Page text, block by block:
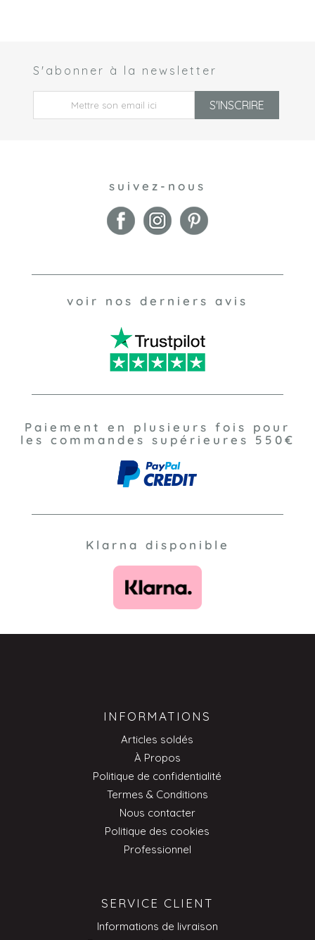
S'abonner à la newsletter
S'INSCRIRE
suivez-nous
voir nos derniers avis
Paiement en plusieurs fois pour
les commandes supérieures 550€
Klarna disponible
INFORMATIONS
Articles soldés
À Propos
Politique de confidentialité
Termes & Conditions
Nous contacter
Politique des cookies
Professionnel
SERVICE CLIENT
Informations de livraison